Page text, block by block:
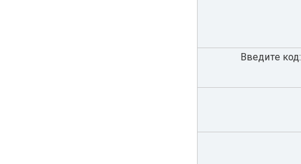
Введите код: